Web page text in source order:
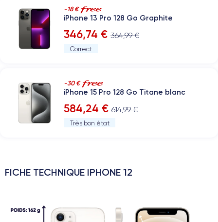
-18 €
iPhone 13 Pro 128 Go Graphite
346,74 € 364,99 €
Correct
-30 €
iPhone 15 Pro 128 Go Titane blanc
584,24 € 614,99 €
Très bon état
FICHE TECHNIQUE IPHONE 12